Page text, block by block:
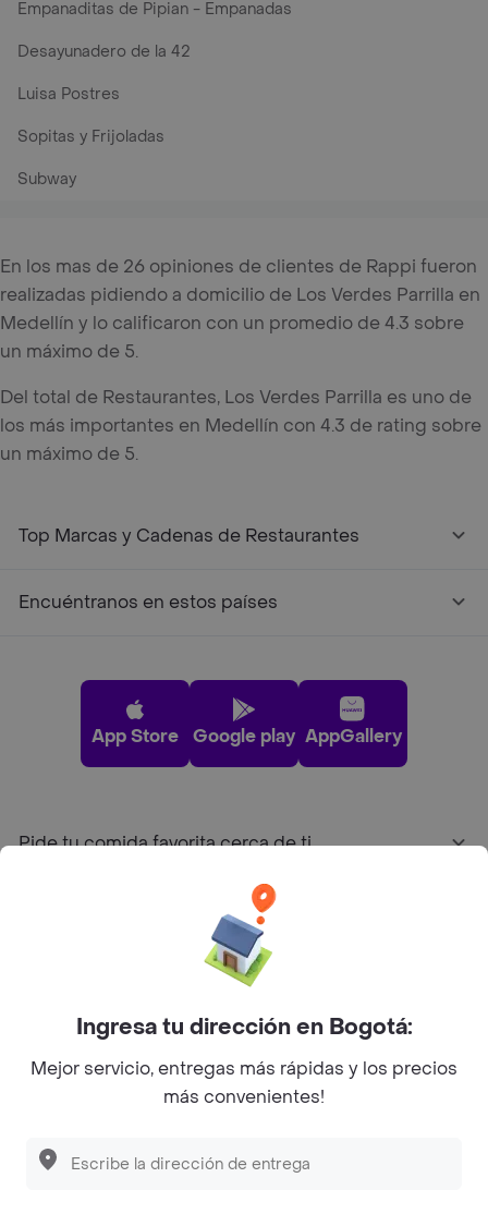
Empanaditas de Pipian - Empanadas
Desayunadero de la 42
Luisa Postres
Sopitas y Frijoladas
Subway
En los mas de 26 opiniones de clientes de Rappi fueron
realizadas pidiendo a domicilio de Los Verdes Parrilla en
Medellín y lo calificaron con un promedio de 4.3 sobre
un máximo de 5.
Del total de Restaurantes, Los Verdes Parrilla es uno de
los más importantes en Medellín con 4.3 de rating sobre
un máximo de 5.
Top Marcas y Cadenas de Restaurantes
Encuéntranos en estos países
App Store Google play AppGallery
Pide tu comida favorita cerca de ti
Sobre Rappi
Facebook
Twitter
Instagram
©2026Rappi Inc. All rights reserved.
Ingresa tu dirección en Bogotá:
Mejor servicio, entregas más rápidas y los precios
más convenientes!